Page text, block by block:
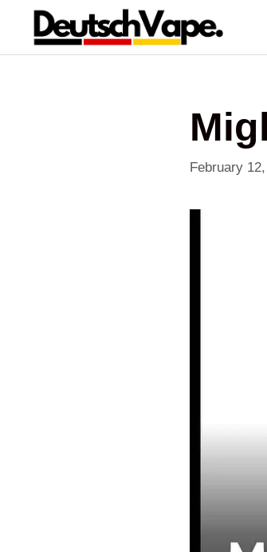
content
February